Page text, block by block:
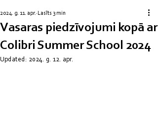
Vasaras piedzīvojumi kopā ar
Colibri Summer School 2024
2024. g. 11. apr. Lasīts 3 min
Updated: 2024. g. 12. apr.